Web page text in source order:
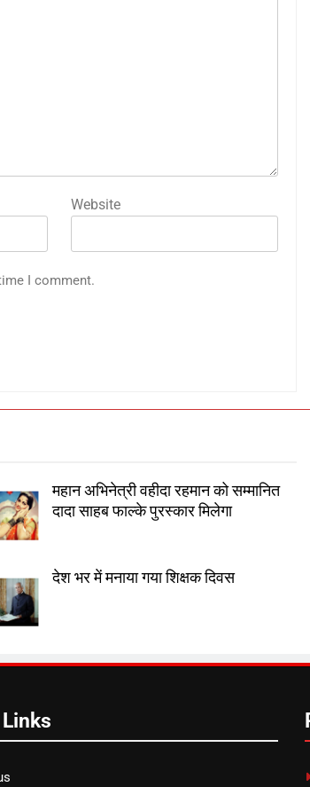
Website
I comment.
महान अभिनेत्री वहीदा रहमान को सम्मानित
दादा साहब फाल्के पुरस्कार मिलेगा
देश भर में मनाया गया शिक्षक दिवस